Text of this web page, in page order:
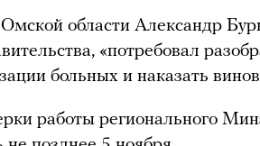
области Александр
«потребовал
больных и наказать
работы регионального